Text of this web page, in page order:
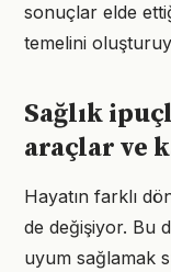
sonuçlar elde
temelini
Sağlık
araçlar ve
Hayatın farklı
de değişiyor. Bu
uyum sağlamak